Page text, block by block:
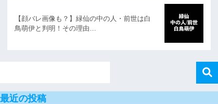
【顔バレ画像も？】緑仙の中の人・前世は白
鳥萌伊と判明！その理由…
最近の投稿